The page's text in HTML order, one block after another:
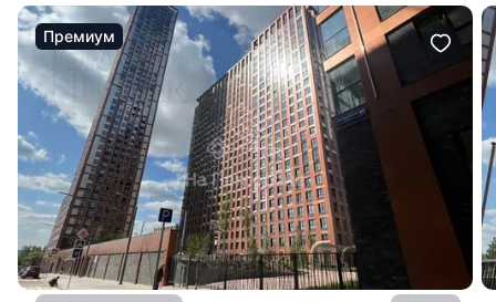
Премиум